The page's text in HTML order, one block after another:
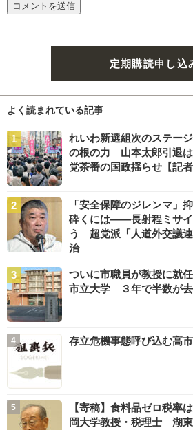
定期購読申し込
よく読まれている記事
れいわ新選組次のステー
の根の力 山本太郎引退
党茶番の国政揺らせ【記者
「安全保障のジレンマ」
砕くには――長射程ミサイ
う 超党派「人道外交議
治
ついに市職員が教授に就
市立大学 ３年で半数が
存立危機事態呼び込む高
【寄稿】食料品ゼロ税
岡大学教授・税理士 湖